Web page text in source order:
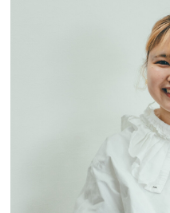
「お客様に必要とさ
募集要項と応募の流れ
お問い合わせ